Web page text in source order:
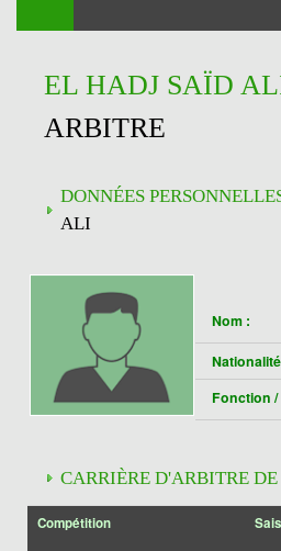
EL HADJ SAÏD
ARBITRE
DONNÉES
ALI
Nom :
Fonction
CARRIÈRE D'ARBITRE DE
Compétition